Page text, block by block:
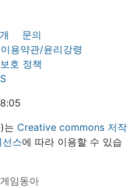
문의
이용약관/윤리강령
호 정책
는 Creative commons 저작
스에 따라 이용할 수 있습
임동아